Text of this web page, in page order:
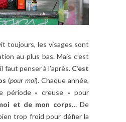
toujours, les visages sont
au plus bas. Mais c’est
faut penser à l’après. C’est
(pour moi). Chaque année,
période « creuse » pour
et de mon corps… De
trop froid pour défier la